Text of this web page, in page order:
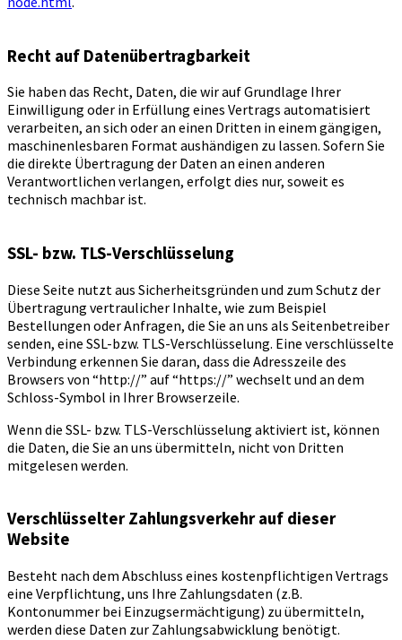
Recht auf Datenübertragbarkeit
Sie haben das Recht, Daten, die wir auf Grundlage Ihrer
Einwilligung oder in Erfüllung eines Vertrags automatisiert
verarbeiten, an sich oder an einen Dritten in einem gängigen,
maschinenlesbaren Format aushändigen zu lassen. Sofern Sie
die direkte Übertragung der Daten an einen anderen
Verantwortlichen verlangen, erfolgt dies nur, soweit es
technisch machbar ist.
SSL- bzw. TLS-Verschlüsselung
Diese Seite nutzt aus Sicherheitsgründen und zum Schutz der
Übertragung vertraulicher Inhalte, wie zum Beispiel
Bestellungen oder Anfragen, die Sie an uns als Seitenbetreiber
senden, eine SSL-bzw. TLS-Verschlüsselung. Eine verschlüsselte
Verbindung erkennen Sie daran, dass die Adresszeile des
Browsers von “http://” auf “https://” wechselt und an dem
Schloss-Symbol in Ihrer Browserzeile.
Wenn die SSL- bzw. TLS-Verschlüsselung aktiviert ist, können
die Daten, die Sie an uns übermitteln, nicht von Dritten
mitgelesen werden.
Verschlüsselter Zahlungsverkehr auf dieser
Website
Besteht nach dem Abschluss eines kostenpflichtigen Vertrags
eine Verpflichtung, uns Ihre Zahlungsdaten (z.B.
Kontonummer bei Einzugsermächtigung) zu übermitteln,
werden diese Daten zur Zahlungsabwicklung benötigt.